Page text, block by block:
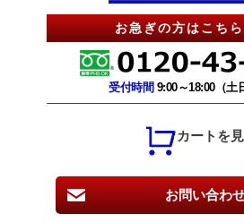
お急ぎの方はこち
受付時間9:00～18:00（土
カートを
お問い合わ